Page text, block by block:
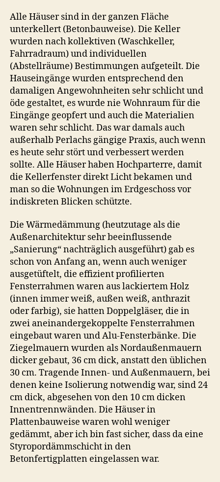
Alle Häuser sind in der ganzen Fläche
unterkellert (Betonbauweise). Die Keller
wurden nach kollektiven (Waschkeller,
Fahrradraum) und individuellen
(Abstellräume) Bestimmungen aufgeteilt. Die
Hauseingänge wurden entsprechend den
damaligen Angewohnheiten sehr schlicht und
öde gestaltet, es wurde nie Wohnraum für die
Eingänge geopfert und auch die Materialien
waren sehr schlicht. Das war damals auch
außerhalb Perlachs gängige Praxis, auch wenn
es heute sehr stört und verbessert werden
sollte. Alle Häuser haben Hochparterre, damit
die Kellerfenster direkt Licht bekamen und
man so die Wohnungen im Erdgeschoss vor
indiskreten Blicken schützte.
Die Wärmedämmung (heutzutage als die
Außenarchitektur sehr beeinflussende
„Sanierung“ nachträglich ausgeführt) gab es
schon von Anfang an, wenn auch weniger
ausgetüftelt, die effizient profilierten
Fensterrahmen waren aus lackiertem Holz
(innen immer weiß, außen weiß, anthrazit
oder farbig), sie hatten Doppelgläser, die in
zwei aneinandergekoppelte Fensterrahmen
eingebaut waren und Alu-Fensterbänke. Die
Ziegelmauern wurden als Nordaußenmauern
dicker gebaut, 36 cm dick, anstatt den üblichen
30 cm. Tragende Innen- und Außenmauern, bei
denen keine Isolierung notwendig war, sind 24
cm dick, abgesehen von den 10 cm dicken
Innentrennwänden. Die Häuser in
Plattenbauweise waren wohl weniger
gedämmt, aber ich bin fast sicher, dass da eine
Styropordämmschicht in den
Betonfertigplatten eingelassen war.